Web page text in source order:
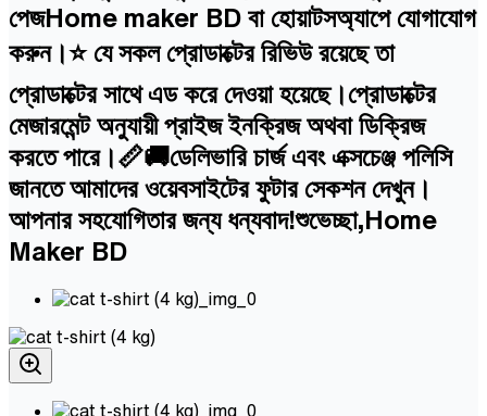
পেজHome maker BD বা হোয়াটসঅ্যাপে যোগাযোগ
করুন।⭐ যে সকল প্রোডাক্টের রিভিউ রয়েছে তা
প্রোডাক্টের সাথে এড করে দেওয়া হয়েছে।প্রোডাক্টের
মেজারমেন্ট অনুযায়ী প্রাইজ ইনক্রিজ অথবা ডিক্রিজ
করতে পারে।📏🚚ডেলিভারি চার্জ এবং এক্সচেঞ্জ পলিসি
জানতে আমাদের ওয়েবসাইটের ফুটার সেকশন দেখুন।
আপনার সহযোগিতার জন্য ধন্যবাদ!শুভেচ্ছা,Home
Maker BD